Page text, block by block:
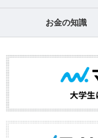
お金の知識